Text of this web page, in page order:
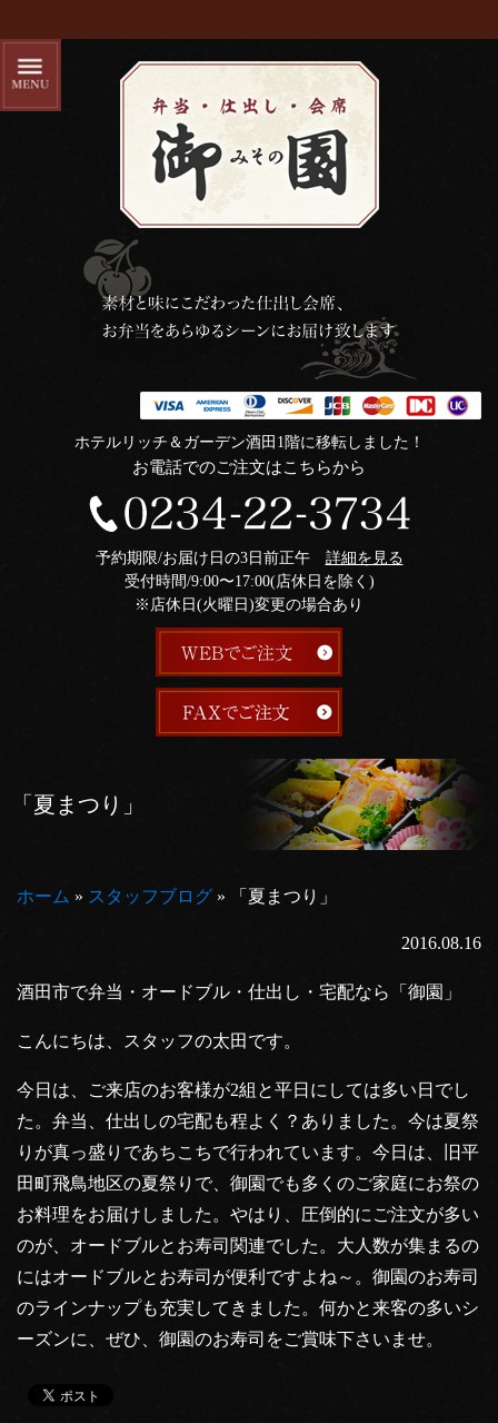
ホテルリッチ＆ガーデン酒田1階に移転しました！
お電話でのご注文はこちらから
予約期限/お届け日の3日前正午 詳細を見る
受付時間/9:00〜17:00(店休日を除く)
※店休日(火曜日)変更の場合あり
「夏まつり」
ホーム » スタッフブログ » 「夏まつり」
2016.08.16
酒田市で弁当・オードブル・仕出し・宅配なら「御園」
こんにちは、スタッフの太田です。
今日は、ご来店のお客様が2組と平日にしては多い日でし
た。弁当、仕出しの宅配も程よく？ありました。今は夏祭
りが真っ盛りであちこちで行われています。今日は、旧平
田町飛鳥地区の夏祭りで、御園でも多くのご家庭にお祭の
お料理をお届けしました。やはり、圧倒的にご注文が多い
のが、オードブルとお寿司関連でした。大人数が集まるの
にはオードブルとお寿司が便利ですよね～。御園のお寿司
のラインナップも充実してきました。何かと来客の多いシ
ーズンに、ぜひ、御園のお寿司をご賞味下さいませ。